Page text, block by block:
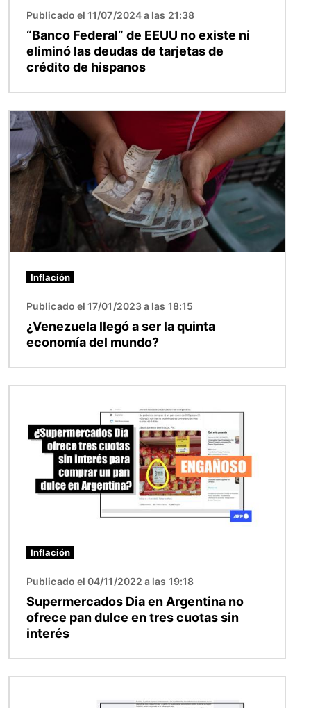
Publicado el 11/07/2024 a las 21:38
“Banco Federal” de EEUU no existe ni
eliminó las deudas de tarjetas de
crédito de hispanos
Imagen
Inflación
Publicado el 17/01/2023 a las 18:15
¿Venezuela llegó a ser la quinta
economía del mundo?
Inflación
Publicado el 04/11/2022 a las 19:18
Supermercados Dia en Argentina no
ofrece pan dulce en tres cuotas sin
interés